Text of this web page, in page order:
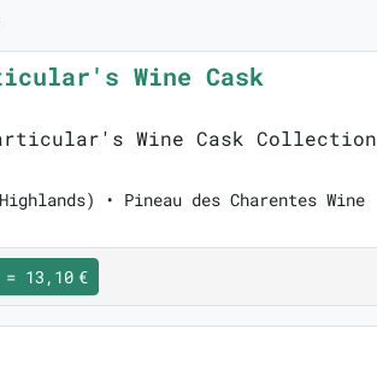
Wine Cask
Wine Cask Collection
• Pineau des Charentes Wine
13,10 €